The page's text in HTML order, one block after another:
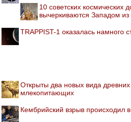
10 советских космических
вычеркиваются Западом из
TRAPPIST-1 оказалась намного
Открыты два новых вида
млекопитающих
Кембрийский взрыв происходил